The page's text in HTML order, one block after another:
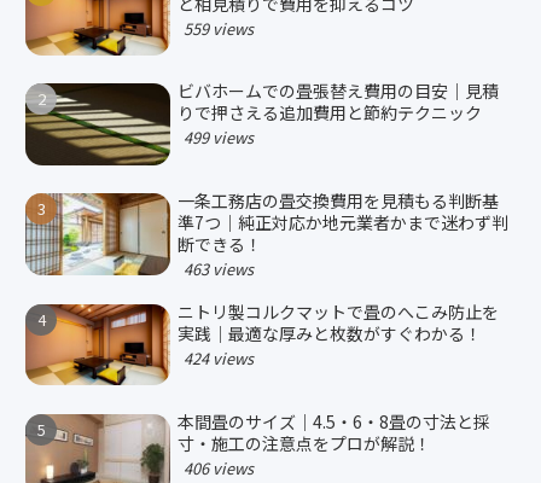
559 views
ビバホームでの畳張替え費用の目安｜見積
りで押さえる追加費用と節約テクニック
499 views
一条工務店の畳交換費用を見積もる判断基
準7つ｜純正対応か地元業者かまで迷わず判
断できる！
463 views
ニトリ製コルクマットで畳のへこみ防止を
実践｜最適な厚みと枚数がすぐわかる！
424 views
本間畳のサイズ｜4.5・6・8畳の寸法と採
寸・施工の注意点をプロが解説！
406 views